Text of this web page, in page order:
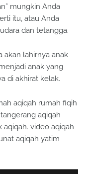
mungkin Anda
itu, atau Anda
dan tetangga.
akan lahirnya anak
anak yang
di akhirat kelak.
aqiqah rumah fiqih
aqiqah
video aqiqah
aqiqah yatim